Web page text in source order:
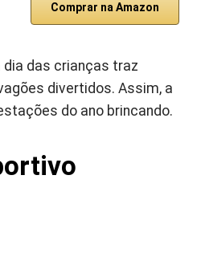
Comprar na Amazon
dia das crianças traz
divertidos. Assim, a
do ano brincando.